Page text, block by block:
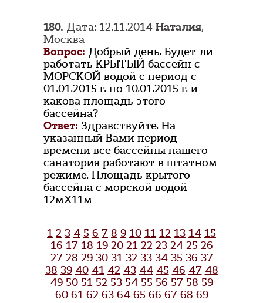
180. Дата: 12.11.2014 Наталия,
Москва
Вопрос: Добрый день. Будет ли
работать КРЫТЫЙ бассейн с
МОРСКОЙ водой с период с
01.01.2015 г. по 10.01.2015 г. и
какова площадь этого
бассейна?
Ответ: Здравствуйте. На
указанный Вами период
времени все бассейны нашего
санатория работают в штатном
режиме. Площадь крытого
бассейна с морской водой
12мХ11м
1 2 3 4 5 6 7 8 9 10 11 12 13 14 15
16 17 18 19 20 21 22 23 24 25 26
27 28 29 30 31 32 33 34 35 36 37
38 39 40 41 42 43 44 45 46 47 48
49 50 51 52 53 54 55 56 57 58 59
60 61 62 63 64 65 66 67 68 69